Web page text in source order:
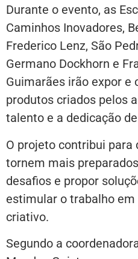
Durante o evento, as
Caminhos Inovadores,
Frederico Lenz, São
Germano Dockhorn e
Guimarães irão expor e
produtos criados pelos
talento e a dedicação
O projeto contribui para
tornem mais
desafios e propor
estimular o trabalho
criativo.
Segundo a